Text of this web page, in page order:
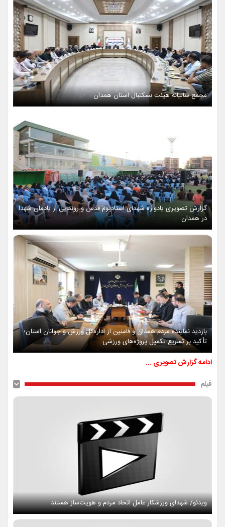
مجمع سالیانه هیئت بسکتبال استان همدان
گزارش تصویری یادواره شهدای استادیوم قدس و رونمایی از یادمان شهدا
در همدان
بازدید نماینده مردم همدان و فامنین از اداره‌کل ورزش و جوانان استان؛
تأکید بر تسریع تکمیل پروژه‌های ورزشی
ادامه گزارش تصویری ...
فیلم
ویدئو/ شهدای ورزشکار عامل اتحاد مردم و هویت‌ساز هستند